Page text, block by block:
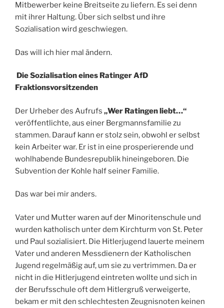
Mitbewerber keine Breitseite zu liefern. Es sei denn
mit ihrer Haltung. Über sich selbst und ihre
Sozialisation wird geschwiegen.
Das will ich hier mal ändern.
Die Sozialisation eines Ratinger AfD
Fraktionsvorsitzenden
Der Urheber des Aufrufs „Wer Ratingen liebt…“
veröffentlichte, aus einer Bergmannsfamilie zu
stammen. Darauf kann er stolz sein, obwohl er selbst
kein Arbeiter war. Er ist in eine prosperierende und
wohlhabende Bundesrepublik hineingeboren. Die
Subvention der Kohle half seiner Familie.
Das war bei mir anders.
Vater und Mutter waren auf der Minoritenschule und
wurden katholisch unter dem Kirchturm von St. Peter
und Paul sozialisiert. Die Hitlerjugend lauerte meinem
Vater und anderen Messdienern der Katholischen
Jugend regelmäßig auf, um sie zu vertrimmen. Da er
nicht in die Hitlerjugend eintreten wollte und sich in
der Berufsschule oft dem Hitlergruß verweigerte,
bekam er mit den schlechtesten Zeugnisnoten keinen